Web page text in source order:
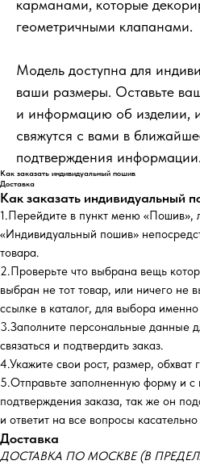
карманами, которые
геометричными клапанами.
Модель доступна для
ваши размеры. Оставьте
и информацию об изделии,
свяжутся с вами в
подтверждения информации.
Как заказать индивидуальный пошив
Доставка
Как заказать индивидуальный
1.Перейдите в пункт меню «Пошив»,
«Индивидуальный пошив»
товара.
2.Проверьте что выбрана вещь
выбран не тот товар, или ничего не
ссылке в каталог, для выбора
3.Заполните персональные данные
связаться и подтвердить заказ.
4.Укажите свои рост, размер, обхват
5.Отправьте заполненную форму и с
подтверждения заказа, так же он
и ответит на все вопросы
Доставка
ДОСТАВКА ПО МОСКВЕ (В